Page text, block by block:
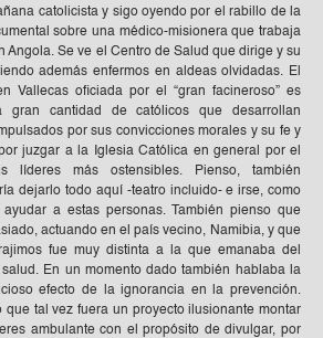
catolicista y sigo oyendo por el rabillo de la
sobre una médico-misionera que trabaja
Angola. Se ve el Centro de Salud que dirige y su
además enfermos en aldeas olvidadas. El
Vallecas oficiada por el “gran facineroso” es
gran cantidad de católicos que desarrollan
por sus convicciones morales y su fe y
juzgar a la Iglesia Católica en general por el
líderes más ostensibles. Pienso, también
dejarlo todo aquí -teatro incluido- e irse, como
a estas personas. También pienso que
actuando en el país vecino, Namibia, y que
fue muy distinta a la que emanaba del
En un momento dado también hablaba la
efecto de la ignorancia en la prevención.
que tal vez fuera un proyecto ilusionante montar
ambulante con el propósito de divulgar, por